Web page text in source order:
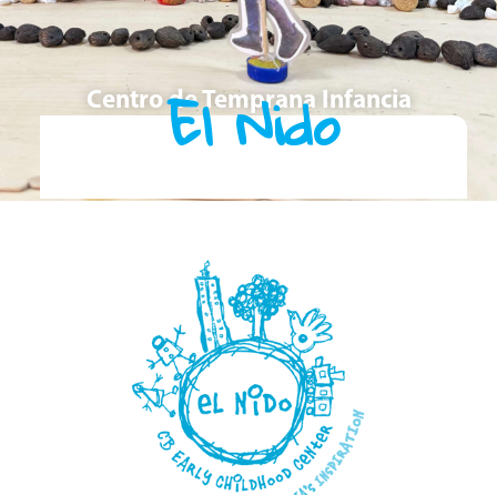
Centro de Temprana Infancia
El Nido